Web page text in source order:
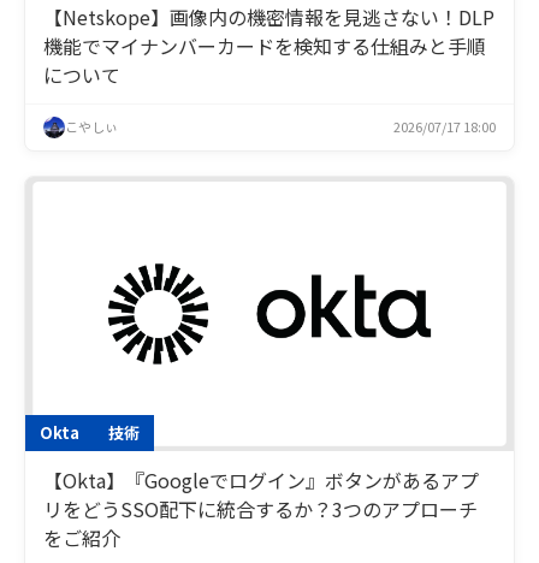
【Netskope】画像内の機密情報を見逃さない！DLP
機能でマイナンバーカードを検知する仕組みと手順
について
こやしぃ 2026/07/17 18:00
Okta 技術
【Okta】『Googleでログイン』ボタンがあるアプ
リをどうSSO配下に統合するか？3つのアプローチ
をご紹介